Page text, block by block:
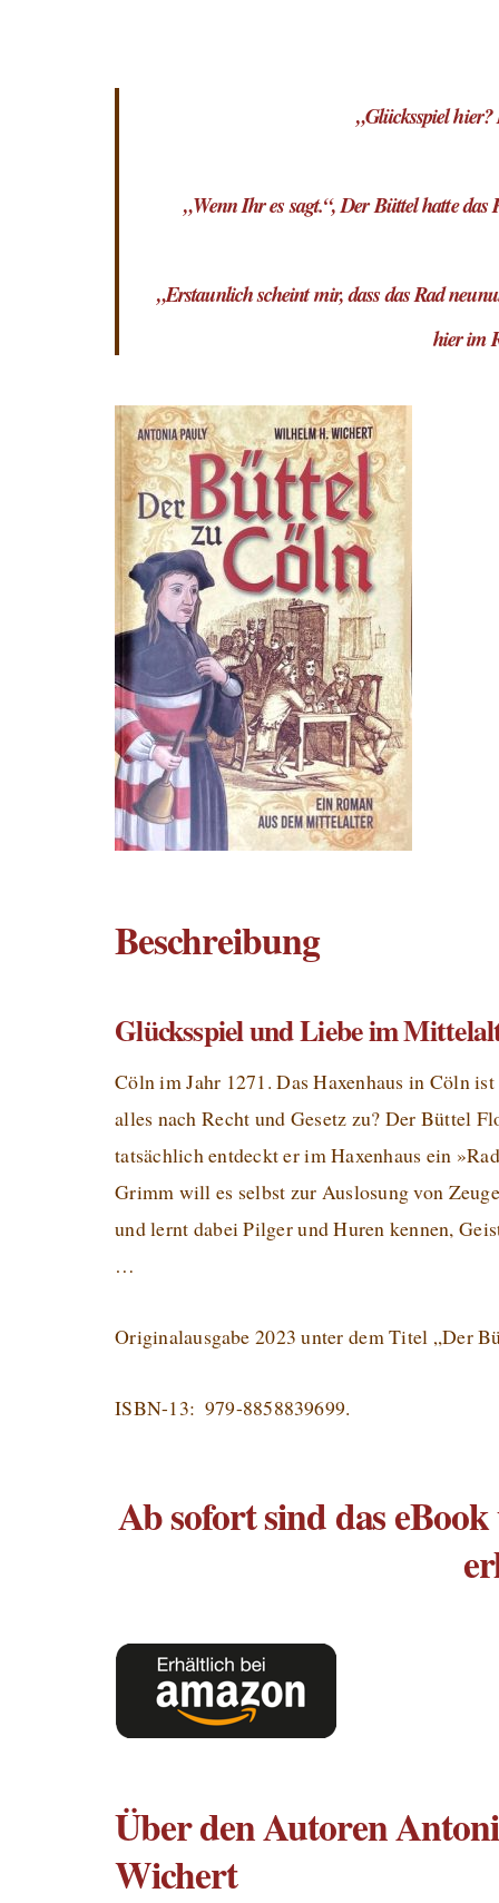
„Glücksspiel
„Wenn Ihr es sagt.“, Der Büttel hatte
„Erstaunlich scheint mir, dass das Rad
hier im
Beschreibung
Glücksspiel und Liebe im
Cöln im Jahr 1271. Das Haxenhaus in Cöln
alles nach Recht und Gesetz zu? Der Büttel
tatsächlich entdeckt er im Haxenhaus ein
Grimm will es selbst zur Auslosung von
und lernt dabei Pilger und Huren kennen,
…
Originalausgabe 2023 unter dem Titel „Der
ISBN-13: 979-8858839699.
Ab sofort sind das
Über den Autoren
Wichert